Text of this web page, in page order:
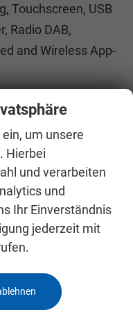
Touchscreen, USB
Radio DAB,
and Wireless App-
Mittelarmlehne
vorhanden
Klimaautomatik
mit
hinten geteilt,
um unsere
Hierbei
und verarbeiten
und
Ihr Einverständnis
jederzeit mit